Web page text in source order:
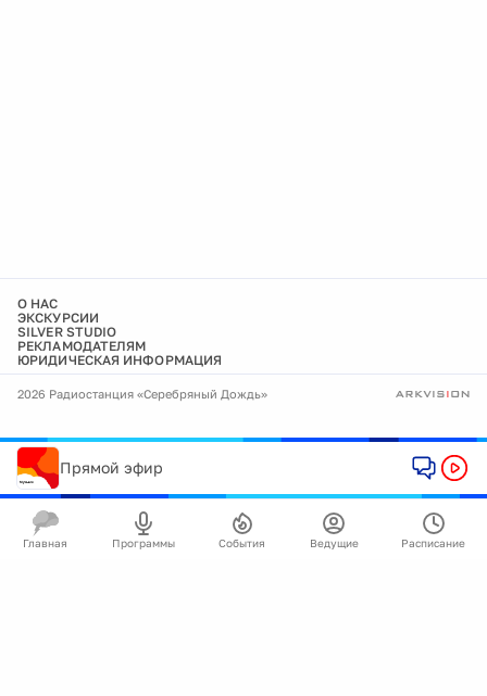
О НАС
ЭКСКУРСИИ
SILVER STUDIO
РЕКЛАМОДАТЕЛЯМ
ЮРИДИЧЕСКАЯ ИНФОРМАЦИЯ
2026 Радиостанция «Серебряный Дождь»
Прямой эфир
Главная Программы События Ведущие Расписание